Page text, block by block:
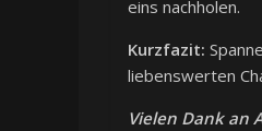
eins nachholen.
Kurzfazit:
liebenswerten
Vielen Dank an